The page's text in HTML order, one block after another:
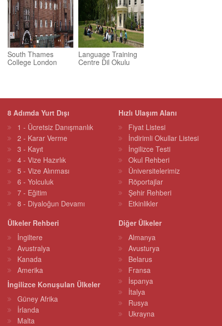
South Thames
College London
Language Training
Centre Dil Okulu
8 Adımda Yurt Dışı
1 - Ücretsiz Danışmanlık
2 - Karar Verme
3 - Kayıt
4 - Vize Hazırlık
5 - Vize Alınması
6 - Yolculuk
7 - Eğitim
8 - Diyaloğun Devamı
Hızlı Ulaşım Alanı
Fiyat Listesi
İndirimli Okullar Listesi
İngilizce Testi
Okul Rehberi
Üniversitelerimiz
Röportajlar
Şehir Rehberi
Etkinlikler
Ülkeler Rehberi
İngiltere
Avustralya
Kanada
Amerika
İngilizce Konuşulan Ülkeler
Güney Afrika
İrlanda
Malta
Diğer Ülkeler
Almanya
Avusturya
Belarus
Fransa
İspanya
İtalya
Rusya
Ukrayna